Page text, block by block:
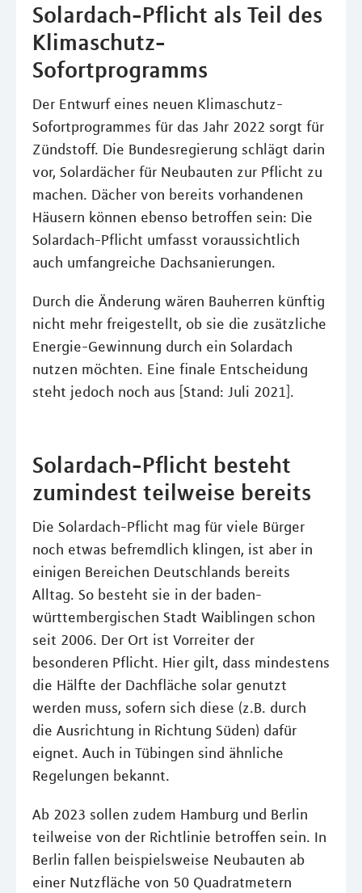
Solardach-Pflicht als Teil des
Klimaschutz-
Sofortprogramms
Der Entwurf eines neuen Klimaschutz-
Sofortprogrammes für das Jahr 2022 sorgt für
Zündstoff. Die Bundesregierung schlägt darin
vor, Solardächer für Neubauten zur Pflicht zu
machen. Dächer von bereits vorhandenen
Häusern können ebenso betroffen sein: Die
Solardach-Pflicht umfasst voraussichtlich
auch umfangreiche Dachsanierungen.
Durch die Änderung wären Bauherren künftig
nicht mehr freigestellt, ob sie die zusätzliche
Energie-Gewinnung durch ein Solardach
nutzen möchten. Eine finale Entscheidung
steht jedoch noch aus [Stand: Juli 2021].
Solardach-Pflicht besteht
zumindest teilweise bereits
Die Solardach-Pflicht mag für viele Bürger
noch etwas befremdlich klingen, ist aber in
einigen Bereichen Deutschlands bereits
Alltag. So besteht sie in der baden-
württembergischen Stadt Waiblingen schon
seit 2006. Der Ort ist Vorreiter der
besonderen Pflicht. Hier gilt, dass mindestens
die Hälfte der Dachfläche solar genutzt
werden muss, sofern sich diese (z.B. durch
die Ausrichtung in Richtung Süden) dafür
eignet. Auch in Tübingen sind ähnliche
Regelungen bekannt.
Ab 2023 sollen zudem Hamburg und Berlin
teilweise von der Richtlinie betroffen sein. In
Berlin fallen beispielsweise Neubauten ab
einer Nutzfläche von 50 Quadratmetern